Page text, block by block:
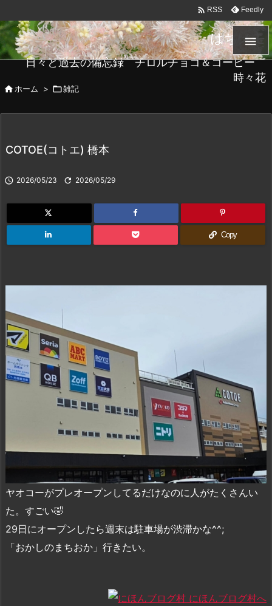
はちメモ
日々と過去の備忘録 チロルチョコ＆コーヒー
時々花

 RSS Feedly
 ホーム > 雑記
COTOE(コトエ) 橋本
 2026/05/23  2026/05/29
Copy
ヤオコーがプレオープンしてるだけなのに人がたくさんい
た。すごい🤣
29日にオープンしたら週末は駐車場が渋滞かな^^;
「おかしのまちおか」行きたい。